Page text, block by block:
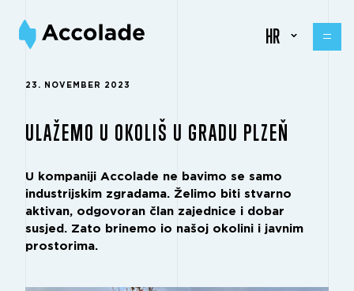
HR
23. NOVEMBER 2023
ULAŽEMO U OKOLIŠ U GRADU PLZEŇ
U kompaniji Accolade ne bavimo se samo
industrijskim zgradama. Želimo biti stvarno
aktivan, odgovoran član zajednice i dobar
susjed. Zato brinemo io našoj okolini i javnim
prostorima.